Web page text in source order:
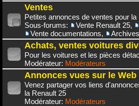
Ventes
Petites annonces de ventes pour la
Sous-forums:
Vente Renault 25,
Vente documentations,
Achats, ventes voitures
Pour les voitures et les pièces
Modérateur: Modérateurs
Annonces vues sur le Web
Venez partager vos liens
la Renault 25
Modérateur: Modérateurs